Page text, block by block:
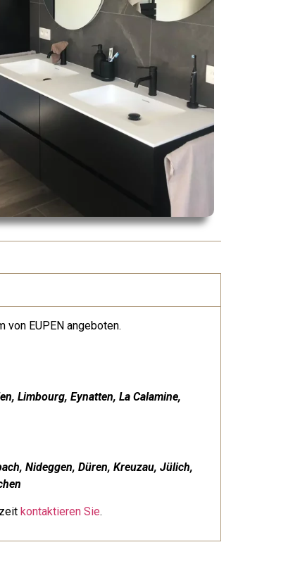
EUPEN angeboten.
Limbourg, Eynatten, La Calamine,
Nideggen, Düren, Kreuzau, Jülich,
kontaktieren Sie.